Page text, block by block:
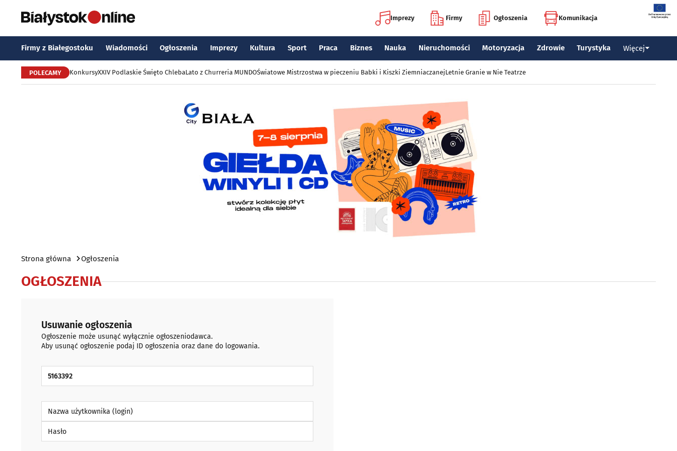
Imprezy Firmy Ogłoszenia Komunikacja
Firmy z Białegostoku Wiadomości Ogłoszenia Imprezy Kultura Sport Praca Biznes Nauka Nieruchomości Motoryzacja Zdrowie Turystyka Więcej
POLECAMY KonkursyXXIV Podlaskie Święto ChlebaLato z Churreria MUNDOŚwiatowe Mistrzostwa w pieczeniu Babki i Kiszki ZiemniaczanejLetnie Granie w Nie Teatrze
Strona główna Ogłoszenia
OGŁOSZENIA
Usuwanie ogłoszenia
Ogłoszenie może usunąć wyłącznie ogłoszeniodawca.
Aby usunąć ogłoszenie podaj ID ogłoszenia oraz dane do logowania.